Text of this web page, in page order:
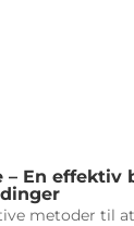
– En effektiv
metoder til